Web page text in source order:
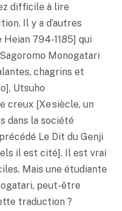
difficile à lire
Il y a d’autres
Heian 794-1185] qui
Monogatari
chagrins et
Utsuho
creux [Xe siècle, un
dans la société
Le Dit du Genji
il est cité]. Il est vrai
Mais une étudiante
peut-être
traduction ?